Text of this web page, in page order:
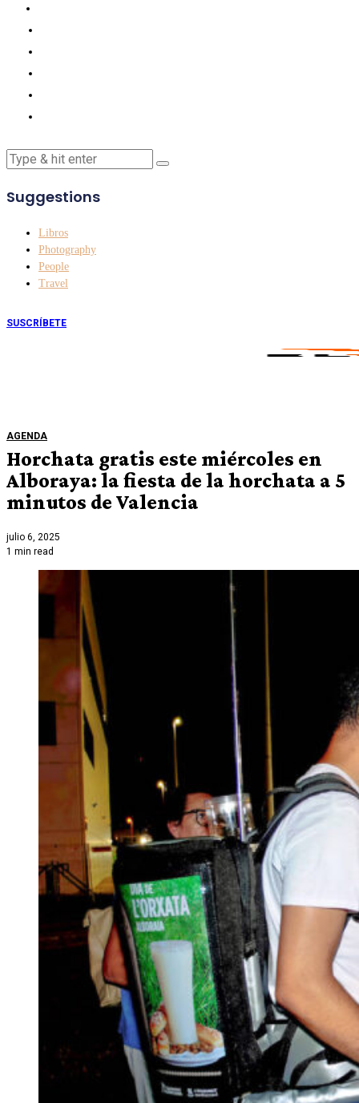
Suggestions
Libros
Photography
People
Travel
SUSCRÍBETE
AGENDA
Horchata gratis este miércoles en
Alboraya: la fiesta de la horchata a 5
minutos de Valencia
julio 6, 2025
1 min read